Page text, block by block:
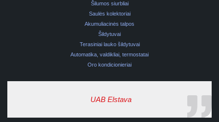
Šilumos siurbliai
Saulės kolektoriai
Akumuliacinės talpos
Šildytuvai
Terasiniai lauko šildytuvai
Automatika, valdikliai, termostatai
Oro kondicionieriai
UAB Elstava